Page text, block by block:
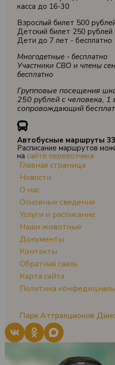
касса до 16-30
Взрослый билет 500
Детский билет 250 рублей
Дети до 7 лет - бесплатно
Многодетные - бесплатно
Участники СВО и члены
бесплатно
Групповые посещения
250 рублей с человека, 1
сопровождающий
Автобусные маршруты
Расписание маршрутов
на сайте перевозчика
Главная страница
Новости
О нас
Основные сведения
Услуги и расписание
Наши животные
Документы
Контакты
Обратная связь
Карта сайта
Политика
Парк Аттракционов